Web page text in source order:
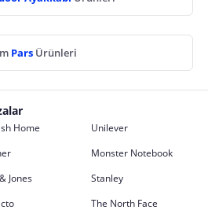
Pars Ürünleri
Home
Unilever
Monster Notebook
Jones
Stanley
The North Face